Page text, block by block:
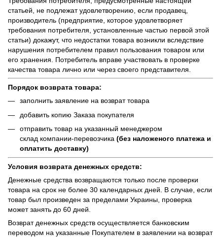
статьей, не подлежат удовлетворению, если продавец,
производитель (предприятие, которое удовлетворяет
требования потребителя, установленные частью первой этой
статьи) докажут, что недостатки товара возникли вследствие
нарушения потребителем правил пользования товаром или
его хранения. Потребитель вправе участвовать в проверке
качества товара лично или через своего представителя.
Порядок возврата товара:
заполнить заявление на возврат товара
добавить копию Заказа покупателя
отправить товар на указанный менеджером
склад компании-перевозчика (без наложеного платежа и
оплатить доставку)
Условия возврата денежных средств:
Денежные средства возвращаются только после проверки
товара на срок не более 30 календарных дней. В случае, если
товар был произведен за пределами Украины, проверка
может занять до 60 дней.
Возврат денежных средств осуществляется банковским
переводом на указанные Покупателем в заявлении на возврат